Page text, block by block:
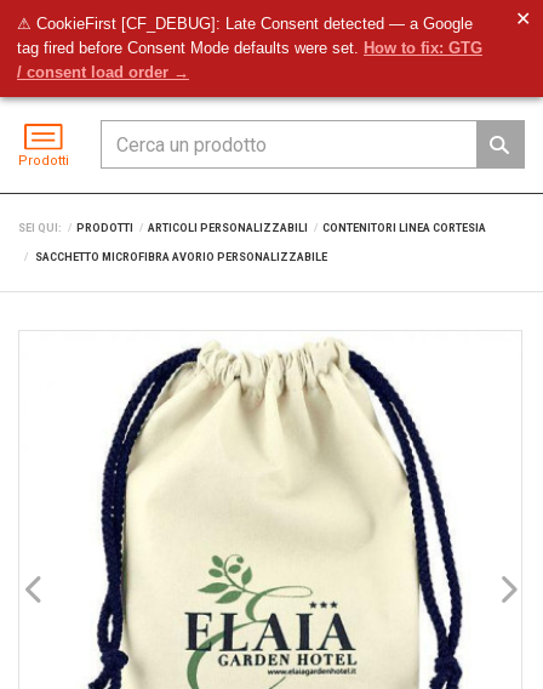
⚠ CookieFirst [CF_DEBUG]: Late Consent detected — a Google
tag fired before Consent Mode defaults were set. How to fix: GTG
/ consent load order →
✕
Prodotti
SEI QUI: PRODOTTI ARTICOLI PERSONALIZZABILI CONTENITORI LINEA CORTESIA
SACCHETTO MICROFIBRA AVORIO PERSONALIZZABILE